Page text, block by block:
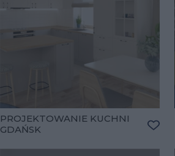
PROJEKTOWANIE KUCHNI
GDAŃSK